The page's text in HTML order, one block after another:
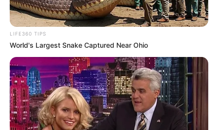
LIFE360 TIPS
World's Largest Snake Captured Near Ohio